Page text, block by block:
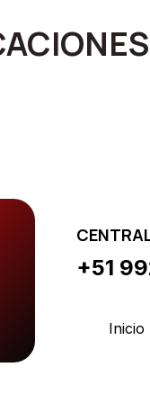
+51
Inicio